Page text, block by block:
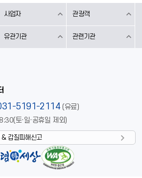
사업자 관광객
유관기관 관련기관
5191-2114 (유료)
토·일·공휴일 제외)
& 갑질피해신고